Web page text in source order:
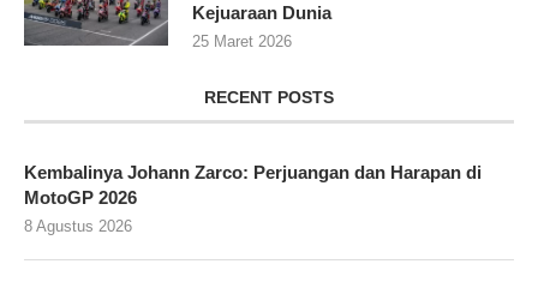
Kejuaraan Dunia
25 Maret 2026
RECENT POSTS
Kembalinya Johann Zarco: Perjuangan dan Harapan di
MotoGP 2026
8 Agustus 2026